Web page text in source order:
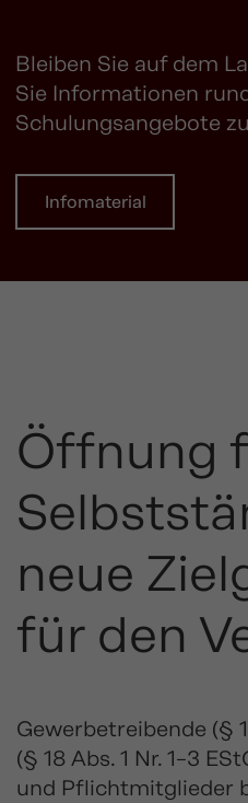
Bleiben Sie auf dem
Sie Informationen
Schulungsangebote
Infomaterial
Öffnung
neue
für den
Gewerbetreibende (§
(§ 18 Abs. 1 Nr. 1–3
und Pflichtmitglieder